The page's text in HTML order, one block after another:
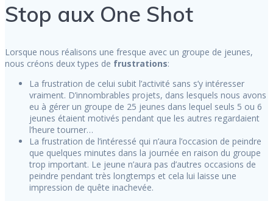
Stop aux One Shot
Lorsque nous réalisons une fresque avec un groupe de jeunes,
nous créons deux types de frustrations:
La frustration de celui subit l’activité sans s’y intéresser
vraiment. D’innombrables projets, dans lesquels nous avons
eu à gérer un groupe de 25 jeunes dans lequel seuls 5 ou 6
jeunes étaient motivés pendant que les autres regardaient
l’heure tourner…
La frustration de l’intéressé qui n’aura l’occasion de peindre
que quelques minutes dans la journée en raison du groupe
trop important. Le jeune n’aura pas d’autres occasions de
peindre pendant très longtemps et cela lui laisse une
impression de quête inachevée.